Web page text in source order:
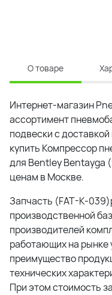
О товаре
Интернет-магазин
ассортимент
подвески с
купить Компрессор
для Bentley Bentayga
ценам в Москве.
Запчасть (FAT-K-
производственной
производителей
работающих на рынке
преимущество
технических
При этом стоимость